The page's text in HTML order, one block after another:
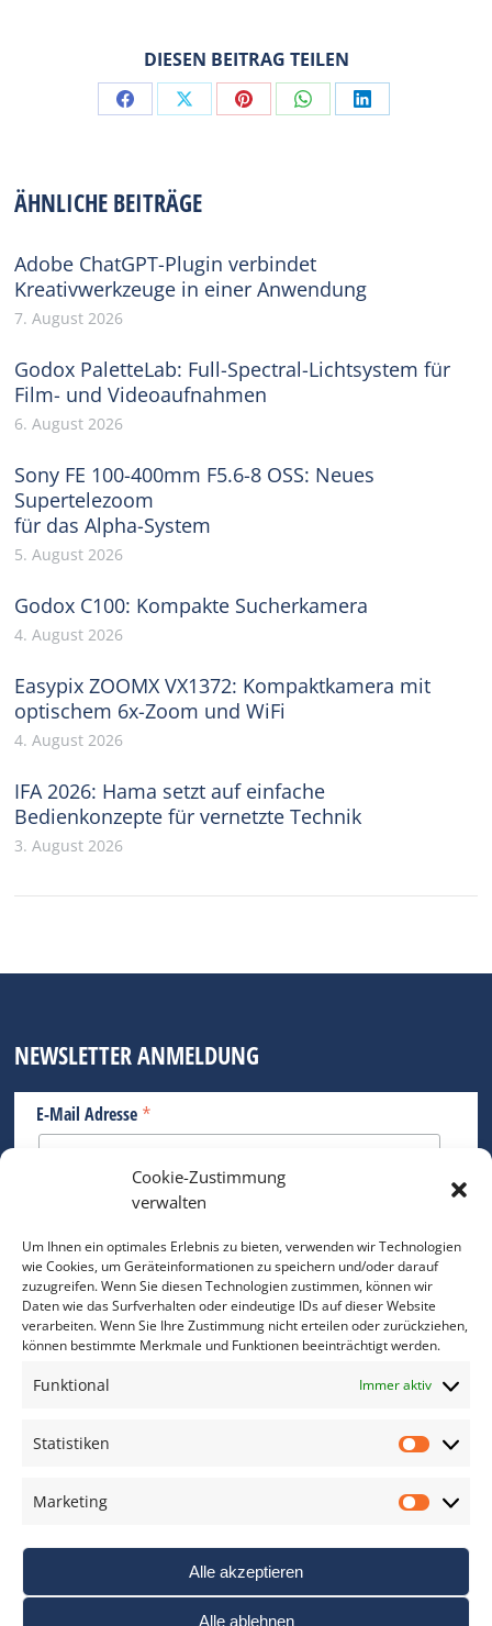
Cookie-Zustimmung
verwalten
Um Ihnen ein optimales Erlebnis zu bieten, verwenden wir Technologien
wie Cookies, um Geräteinformationen zu speichern und/oder darauf
zuzugreifen. Wenn Sie diesen Technologien zustimmen, können wir
Daten wie das Surfverhalten oder eindeutige IDs auf dieser Website
verarbeiten. Wenn Sie Ihre Zustimmung nicht erteilen oder zurückziehen,
können bestimmte Merkmale und Funktionen beeinträchtigt werden.
Funktional Immer aktiv
Statistiken
Marketing
Alle akzeptieren
Alle ablehnen
DIESEN BEITRAG TEILEN
Share Share Share Share Share
ÄHNLICHE BEITRÄGE
Adobe ChatGPT-Plugin verbindet
Kreativwerkzeuge in einer Anwendung
7. August 2026
Godox PaletteLab: Full-Spectral-Lichtsystem für
Film- und Videoaufnahmen
6. August 2026
Sony FE 100-400mm F5.6-8 OSS: Neues
Supertelezoom
für das Alpha-System
5. August 2026
Godox C100: Kompakte Sucherkamera
4. August 2026
Easypix ZOOMX VX1372: Kompaktkamera mit
optischem 6x-Zoom und WiFi
4. August 2026
IFA 2026: Hama setzt auf einfache
Bedienkonzepte für vernetzte Technik
3. August 2026
NEWSLETTER ANMELDUNG
E-Mail Adresse *
Bitte geben Sie Ihre E-Mail Adresse ein.
*